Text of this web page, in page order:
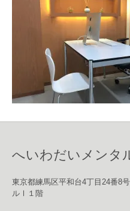
へいわだいメンタ
東京都練馬区平和台4丁目24番8
ルⅠ１階